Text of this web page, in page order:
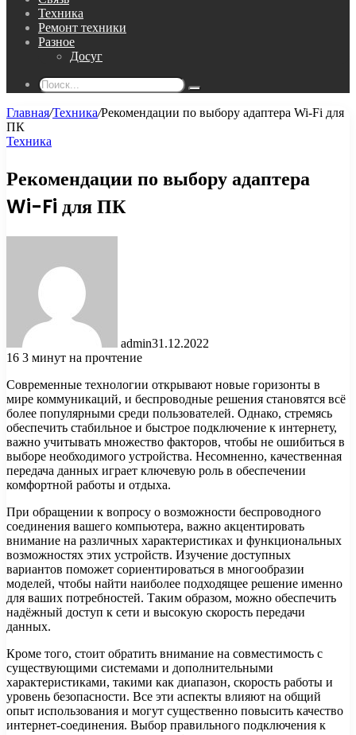
Техника
Ремонт техники
Разное
Досуг
Поиск...
Главная/Техника/Рекомендации по выбору адаптера Wi-Fi для
ПК
Техника
Рекомендации по выбору адаптера
Wi-Fi для ПК
admin31.12.2022
16 3 минут на прочтение
Современные технологии открывают новые горизонты в
мире коммуникаций, и беспроводные решения становятся всё
более популярными среди пользователей. Однако, стремясь
обеспечить стабильное и быстрое подключение к интернету,
важно учитывать множество факторов, чтобы не ошибиться в
выборе необходимого устройства. Несомненно, качественная
передача данных играет ключевую роль в обеспечении
комфортной работы и отдыха.
При обращении к вопросу о возможности беспроводного
соединения вашего компьютера, важно акцентировать
внимание на различных характеристиках и функциональных
возможностях этих устройств. Изучение доступных
вариантов поможет сориентироваться в многообразии
моделей, чтобы найти наиболее подходящее решение именно
для ваших потребностей. Таким образом, можно обеспечить
надёжный доступ к сети и высокую скорость передачи
данных.
Кроме того, стоит обратить внимание на совместимость с
существующими системами и дополнительными
характеристиками, такими как диапазон, скорость работы и
уровень безопасности. Все эти аспекты влияют на общий
опыт использования и могут существенно повысить качество
интернет-соединения. Выбор правильного подключения к